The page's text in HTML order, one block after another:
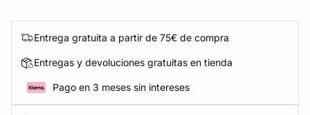
Entrega gratuita a partir de 75€ de compra
Entregas y devoluciones gratuitas en tienda
Pago en 3 meses sin intereses